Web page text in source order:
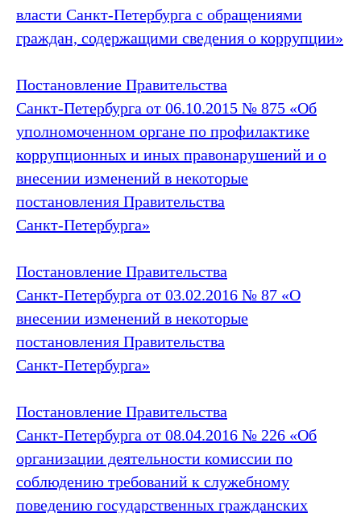
власти Санкт‑Петербурга с обращениями
граждан, содержащими сведения о коррупции»
Постановление Правительства
Санкт‑Петербурга от 06.10.2015 № 875 «Об
уполномоченном органе по профилактике
коррупционных и иных правонарушений и о
внесении изменений в некоторые
постановления Правительства
Санкт‑Петербурга»
Постановление Правительства
Санкт‑Петербурга от 03.02.2016 № 87 «О
внесении изменений в некоторые
постановления Правительства
Санкт‑Петербурга»
Постановление Правительства
Санкт‑Петербурга от 08.04.2016 № 226 «Об
организации деятельности комиссии по
соблюдению требований к служебному
поведению государственных гражданских